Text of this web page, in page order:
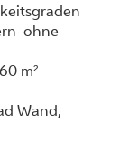
ohne
m²
Wand,